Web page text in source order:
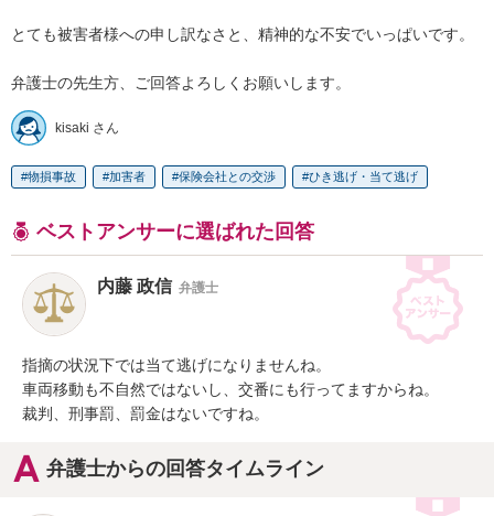
とても被害者様への申し訳なさと、精神的な不安でいっぱいです。
弁護士の先生方、ご回答よろしくお願いします。
kisaki さん
物損事故 加害者 保険会社との交渉 ひき逃げ・当て逃げ
ベストアンサーに選ばれた回答
内藤 政信 弁護士
指摘の状況下では当て逃げになりませんね。
車両移動も不自然ではないし、交番にも行ってますからね。
裁判、刑事罰、罰金はないですね。
弁護士からの回答タイムライン